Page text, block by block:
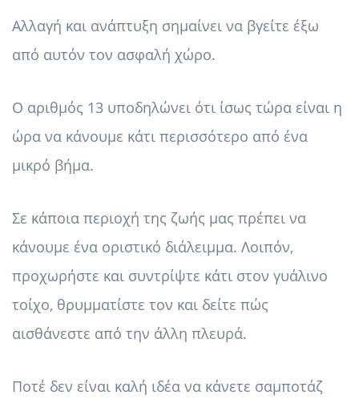
Αλλαγή και ανάπτυξη σημαίνει να βγείτε έξω
από αυτόν τον ασφαλή χώρο.
Ο αριθμός 13 υποδηλώνει ότι ίσως τώρα είναι η
ώρα να κάνουμε κάτι περισσότερο από ένα
μικρό βήμα.
Σε κάποια περιοχή της ζωής μας πρέπει να
κάνουμε ένα οριστικό διάλειμμα. Λοιπόν,
προχωρήστε και συντρίψτε κάτι στον γυάλινο
τοίχο, θρυμματίστε τον και δείτε πώς
αισθάνεστε από την άλλη πλευρά.
Ποτέ δεν είναι καλή ιδέα να κάνετε σαμποτάζ